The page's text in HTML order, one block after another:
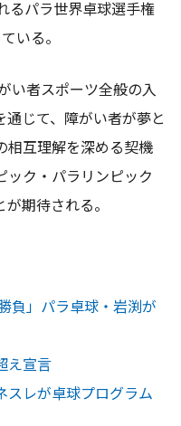
るパラ世界卓球選手権
いる。
い者スポーツ全般の入
じて、障がい者が夢と
相互理解を深める契機
ック・パラリンピック
期待される。
負」パラ卓球・岩渕が
え宣言
スレが卓球プログラム